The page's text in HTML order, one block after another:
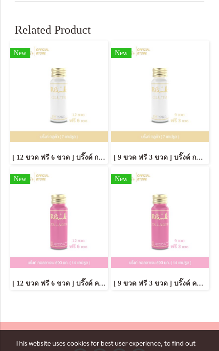
Related Product
New
[ 12 ขวด ฟรี 6 ขวด ] บริ๊งค์ กลูต้า ผลิตภัณฑ์เสริมอาหาร [ 7 แคปซูล ]
New
[ 9 ขวด ฟรี 3 ขวด ] บริ๊งค์ กลูต้า ผลิตภัณฑ์เสริมอาหาร [ 7 แคปซูล ]
New
[ 12 ขวด ฟรี 6 ขวด ] บริ๊งค์ คอลลาเจน 500มก. ผลิตภัณฑ์เสริมอาหาร [ 10 แคปซูล ]
New
[ 9 ขวด ฟรี 3 ขวด ] บริ๊งค์ คอลลาเจน 500มก. ผลิตภัณฑ์เสริมอาหาร [ 10 แคปซูล ]
This website uses cookies for best user experience, to find out